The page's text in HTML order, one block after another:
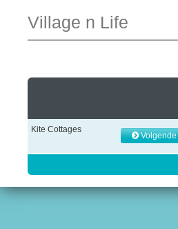
Village n Life
Kite Cottages
Volgende